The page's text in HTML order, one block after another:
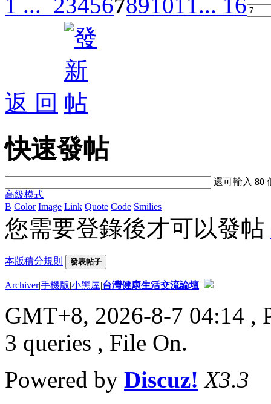
返 回
快速發帖
還可輸入80
高級模式
B Color Image Link Quote Code Smilies
您需要登錄後才可以發帖
本版積分規則 發表帖子
Archiver|手機版|小黑屋|台灣健康生活交流論壇
GMT+8, 2026-8-7 04:14 ,
3 queries , File On.
Powered by Discuz! X3.3